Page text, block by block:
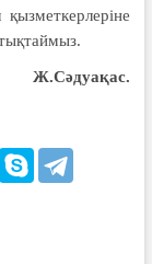
Ж.Сәдуақас.